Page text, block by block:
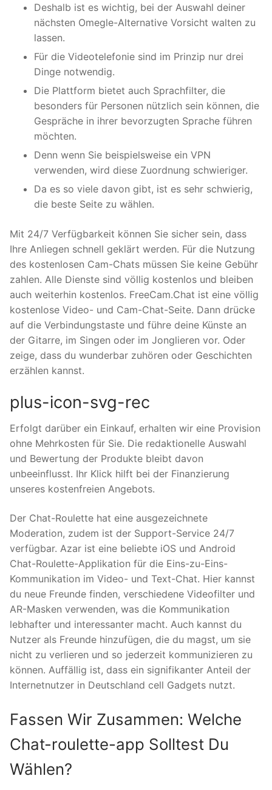
Deshalb ist es wichtig, bei der Auswahl deiner
nächsten Omegle-Alternative Vorsicht walten zu
lassen.
Für die Videotelefonie sind im Prinzip nur drei
Dinge notwendig.
Die Plattform bietet auch Sprachfilter, die
besonders für Personen nützlich sein können, die
Gespräche in ihrer bevorzugten Sprache führen
möchten.
Denn wenn Sie beispielsweise ein VPN
verwenden, wird diese Zuordnung schwieriger.
Da es so viele davon gibt, ist es sehr schwierig,
die beste Seite zu wählen.
Mit 24/7 Verfügbarkeit können Sie sicher sein, dass
Ihre Anliegen schnell geklärt werden. Für die Nutzung
des kostenlosen Cam-Chats müssen Sie keine Gebühr
zahlen. Alle Dienste sind völlig kostenlos und bleiben
auch weiterhin kostenlos. FreeCam.Chat ist eine völlig
kostenlose Video- und Cam-Chat-Seite. Dann drücke
auf die Verbindungstaste und führe deine Künste an
der Gitarre, im Singen oder im Jonglieren vor. Oder
zeige, dass du wunderbar zuhören oder Geschichten
erzählen kannst.
plus-icon-svg-rec
Erfolgt darüber ein Einkauf, erhalten wir eine Provision
ohne Mehrkosten für Sie. Die redaktionelle Auswahl
und Bewertung der Produkte bleibt davon
unbeeinflusst. Ihr Klick hilft bei der Finanzierung
unseres kostenfreien Angebots.
Der Chat-Roulette hat eine ausgezeichnete
Moderation, zudem ist der Support-Service 24/7
verfügbar. Azar ist eine beliebte iOS und Android
Chat-Roulette-Applikation für die Eins-zu-Eins-
Kommunikation im Video- und Text-Chat. Hier kannst
du neue Freunde finden, verschiedene Videofilter und
AR-Masken verwenden, was die Kommunikation
lebhafter und interessanter macht. Auch kannst du
Nutzer als Freunde hinzufügen, die du magst, um sie
nicht zu verlieren und so jederzeit kommunizieren zu
können. Auffällig ist, dass ein signifikanter Anteil der
Internetnutzer in Deutschland cell Gadgets nutzt.
Fassen Wir Zusammen: Welche
Chat-roulette-app Solltest Du
Wählen?